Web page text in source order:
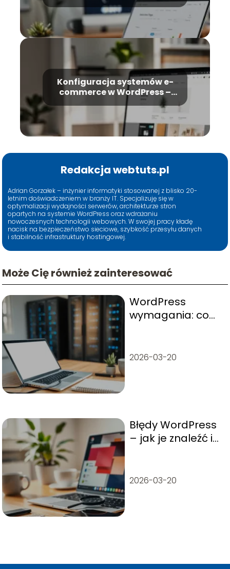
krok po kroku
Konfiguracja systemów e-
commerce w WordPress –
kompletny poradnik
Redakcja webtuts.pl
Adrian Gorzałek – inżynier informatyki stosowanej z blisko 20-
letnim doświadczeniem w branży IT. Specjalizuję się w
optymalizacji wydajności serwerów, architekturze stron
opartych na systemie WordPress oraz wdrażaniu
nowoczesnych technologii webowych. W swojej pracy kładę
nacisk na bezpieczeństwo sieciowe, szybkość przesyłu danych
i stabilność infrastruktury hostingowej.
Może Cię również zainteresować
WordPress
wymagania: co
stronę?
2026-03-20
Błędy WordPress
– jak je znaleźć i
2026-03-20